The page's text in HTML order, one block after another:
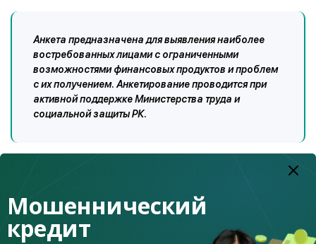
Анкета предназначена для выявления наиболее
востребованных лицами с ограниченными
возможностями финансовых продуктов и проблем
с их получением. Анкетирование проводится при
активной поддержке Министерства труда и
социальной защиты РК.
Пройти анкетирование можно
здесь:
Онлайн-опрос лиц с инвалидностью о
Мошеннический
кредит